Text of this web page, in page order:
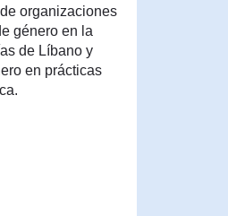
organizaciones
género en la
de Líbano y
en prácticas